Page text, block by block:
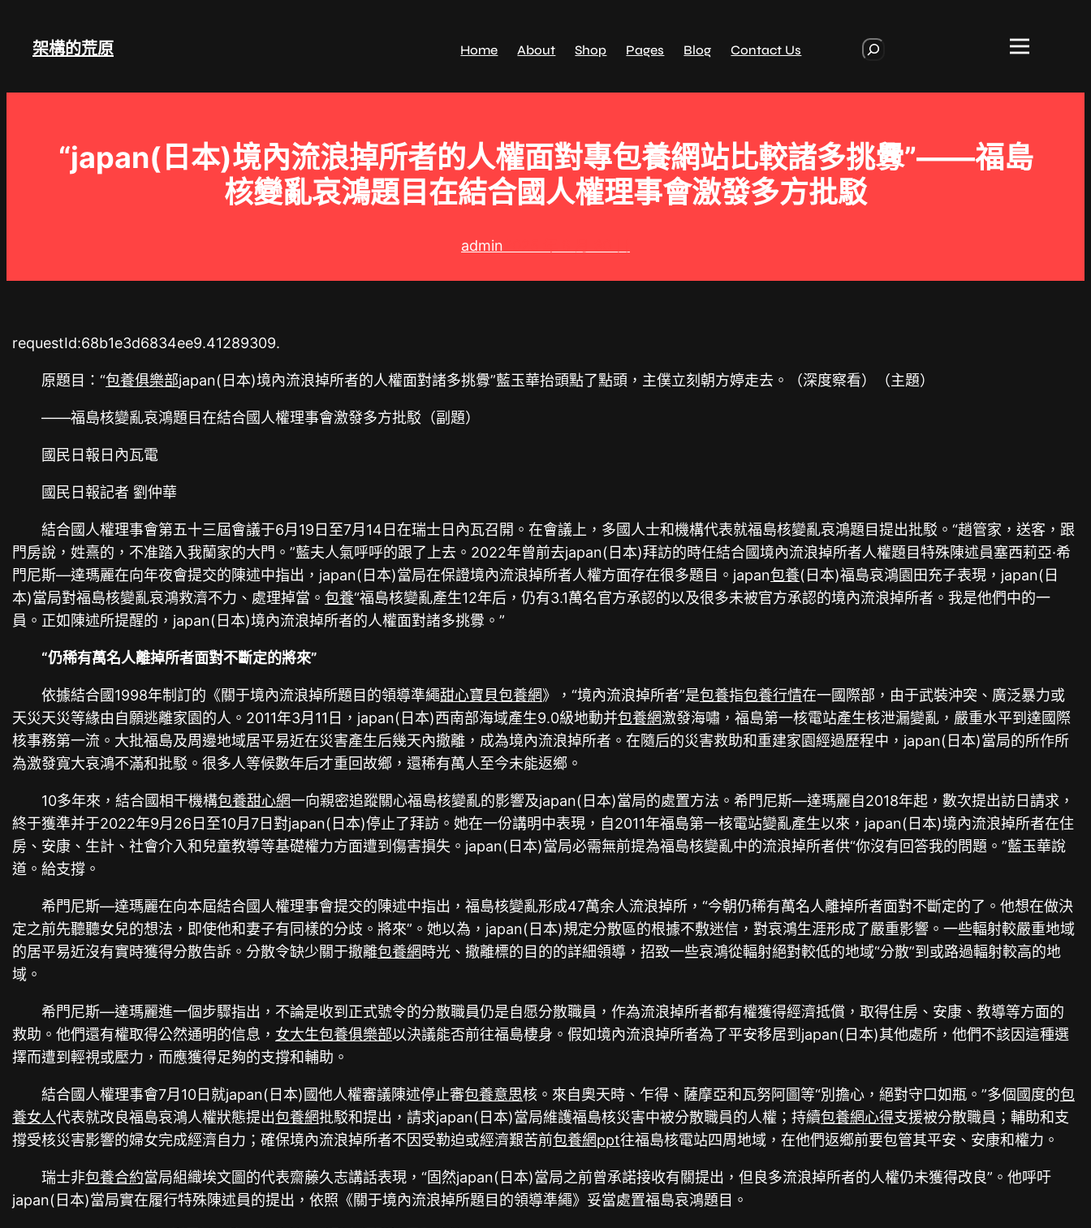
架構的荒原 Home About Shop Pages Blog Contact Us
r
“japan(日本)境內流浪掉所者的人權面對專包養網站比較諸多挑釁”——福島
核變亂哀鴻題目在結合國人權理事會激發多方批駁
admin
requestId:68b1e3d6834ee9.41289309.
原題目：“包養俱樂部japan(日本)境內流浪掉所者的人權面對諸多挑釁”藍玉華抬頭點了點頭，主僕立刻朝方婷走去。（深度察看）（主題）
——福島核變亂哀鴻題目在結合國人權理事會激發多方批駁（副題）
國民日報日內瓦電
國民日報記者 劉仲華
結合國人權理事會第五十三屆會議于6月19日至7月14日在瑞士日內瓦召開。在會議上，多國人士和機構代表就福島核變亂哀鴻題目提出批駁。“趙管家，送客，跟
門房說，姓熹的，不准踏入我蘭家的大門。”藍夫人氣呼呼的跟了上去。2022年曾前去japan(日本)拜訪的時任結合國境內流浪掉所者人權題目特殊陳述員塞西莉亞·希
門尼斯—達瑪麗在向年夜會提交的陳述中指出，japan(日本)當局在保證境內流浪掉所者人權方面存在很多題目。japan包養(日本)福島哀鴻園田充子表現，japan(日
本)當局對福島核變亂哀鴻救濟不力、處理掉當。包養“福島核變亂產生12年后，仍有3.1萬名官方承認的以及很多未被官方承認的境內流浪掉所者。我是他們中的一
員。正如陳述所提醒的，japan(日本)境內流浪掉所者的人權面對諸多挑釁。”
“仍稀有萬名人離掉所者面對不斷定的將來”
依據結合國1998年制訂的《關于境內流浪掉所題目的領導準繩甜心寶貝包養網》，“境內流浪掉所者”是包養指包養行情在一國際部，由于武裝沖突、廣泛暴力或
天災天災等緣由自願逃離家園的人。2011年3月11日，japan(日本)西南部海域產生9.0級地動并包養網激發海嘯，福島第一核電站產生核泄漏變亂，嚴重水平到達國際
核事務第一流。大批福島及周邊地域居平易近在災害產生后幾天內撤離，成為境內流浪掉所者。在隨后的災害救助和重建家園經過歷程中，japan(日本)當局的所作所
為激發寬大哀鴻不滿和批駁。很多人等候數年后才重回故鄉，還稀有萬人至今未能返鄉。
10多年來，結合國相干機構包養甜心網一向親密追蹤關心福島核變亂的影響及japan(日本)當局的處置方法。希門尼斯—達瑪麗自2018年起，數次提出訪日請求，
終于獲準并于2022年9月26日至10月7日對japan(日本)停止了拜訪。她在一份講明中表現，自2011年福島第一核電站變亂產生以來，japan(日本)境內流浪掉所者在住
房、安康、生計、社會介入和兒童教導等基礎權力方面遭到傷害損失。japan(日本)當局必需無前提為福島核變亂中的流浪掉所者供“你沒有回答我的問題。”藍玉華說
道。給支撐。
希門尼斯—達瑪麗在向本屆結合國人權理事會提交的陳述中指出，福島核變亂形成47萬余人流浪掉所，“今朝仍稀有萬名人離掉所者面對不斷定的了。他想在做決
定之前先聽聽女兒的想法，即使他和妻子有同樣的分歧。將來”。她以為，japan(日本)規定分散區的根據不敷迷信，對哀鴻生涯形成了嚴重影響。一些輻射較嚴重地域
的居平易近沒有實時獲得分散告訴。分散令缺少關于撤離包養網時光、撤離標的目的的詳細領導，招致一些哀鴻從輻射絕對較低的地域“分散”到或路過輻射較高的地
域。
希門尼斯—達瑪麗進一個步驟指出，不論是收到正式號令的分散職員仍是自愿分散職員，作為流浪掉所者都有權獲得經濟抵償，取得住房、安康、教導等方面的
救助。他們還有權取得公然通明的信息， 女大生包養俱樂部以決議能否前往福島棲身。假如境內流浪掉所者為了平安移居到japan(日本)其他處所，他們不該因這種選
擇而遭到輕視或壓力，而應獲得足夠的支撐和輔助。
結合國人權理事會7月10日就japan(日本)國他人權審議陳述停止審包養意思核。來自奧天時、乍得、薩摩亞和瓦努阿圖等“別擔心，絕對守口如瓶。”多個國度的包
養女人代表就改良福島哀鴻人權狀態提出包養網批駁和提出，請求japan(日本)當局維護福島核災害中被分散職員的人權；持續包養網心得支援被分散職員；輔助和支
撐受核災害影響的婦女完成經濟自力；確保境內流浪掉所者不因受勒迫或經濟艱苦前包養網ppt往福島核電站四周地域，在他們返鄉前要包管其平安、安康和權力。
瑞士非包養合約當局組織埃文圖的代表齋藤久志講話表現，“固然japan(日本)當局之前曾承諾接收有關提出，但良多流浪掉所者的人權仍未獲得改良”。他呼吁
japan(日本)當局實在履行特殊陳述員的提出，依照《關于境內流浪掉所題目的領導準繩》妥當處置福島哀鴻題目。